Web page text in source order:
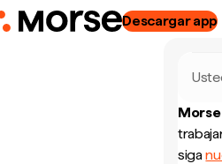
Descargar app
siga